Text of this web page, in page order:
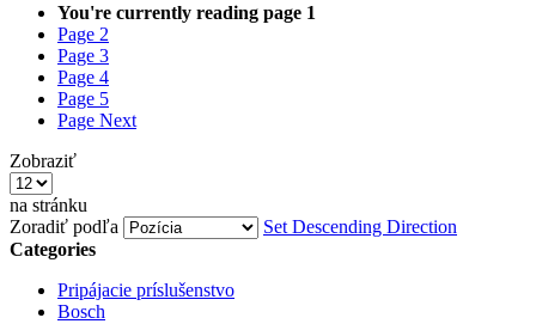
You're currently reading page 1
Page 2
Page 3
Page 4
Page 5
Page Next
Zobraziť
na stránku
Zoradiť podľa
Set Descending Direction
Categories
Pripájacie príslušenstvo
Bosch